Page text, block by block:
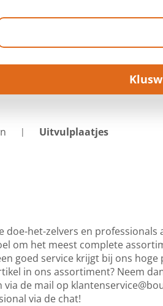
Uitvulplaatjes
doe-het-zelvers en professionals
om het meest complete
goed service krijgt bij ons
in ons assortiment? Neem
via de mail op
via de chat!